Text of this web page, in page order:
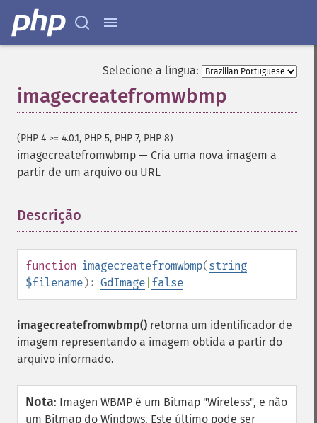
Selecione a língua:
imagecreatefromwbmp
(PHP 4 >= 4.0.1, PHP 5, PHP 7, PHP 8)
imagecreatefromwbmp — Cria uma nova imagem a
partir de um arquivo ou URL
Descrição
function imagecreatefromwbmp(string
$filename): GdImage false
imagecreatefromwbmp() retorna um identificador de
imagem representando a imagem obtida a partir do
arquivo informado.
Nota: Imagen WBMP é um Bitmap "Wireless", e não
um Bitmap do Windows. Este último pode ser